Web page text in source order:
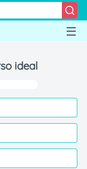
ideal